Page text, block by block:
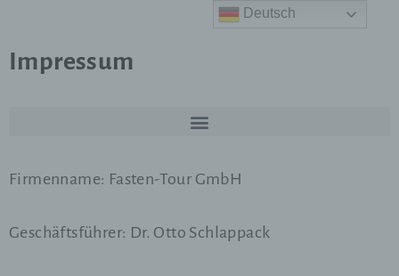
Impressum
Firmenname: Fasten-Tour GmbH
Geschäftsführer: Dr. Otto Schlappack
Deutsch